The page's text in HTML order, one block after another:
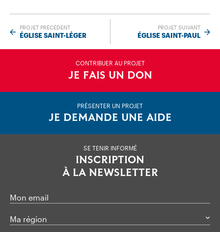
PROJET PRÉCÉDENT
ÉGLISE SAINT-LÉGER
PROJET SUIVANT
ÉGLISE SAINT-PAUL
CONTRIBUER AU PROJET
JE FAIS UN DON
PRÉSENTER UN PROJET
JE DEMANDE UNE AIDE
SE TENIR INFORMÉ
INSCRIPTION
À LA NEWSLETTER
Mon email
Ma région